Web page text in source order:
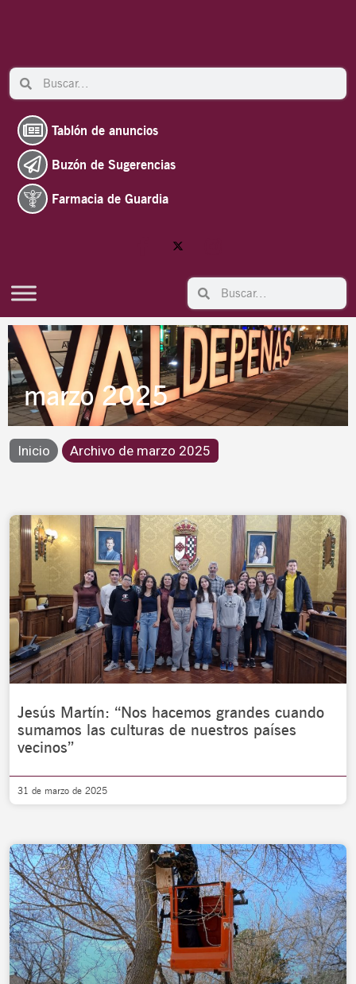
Search Search
Tablón de anuncios
Buzón de Sugerencias
Farmacia de Guardia
Search Search
marzo 2025
Inicio Archivo de marzo 2025
Jesús Martín: “Nos hacemos grandes cuando
sumamos las culturas de nuestros países
vecinos”
31 de marzo de 2025